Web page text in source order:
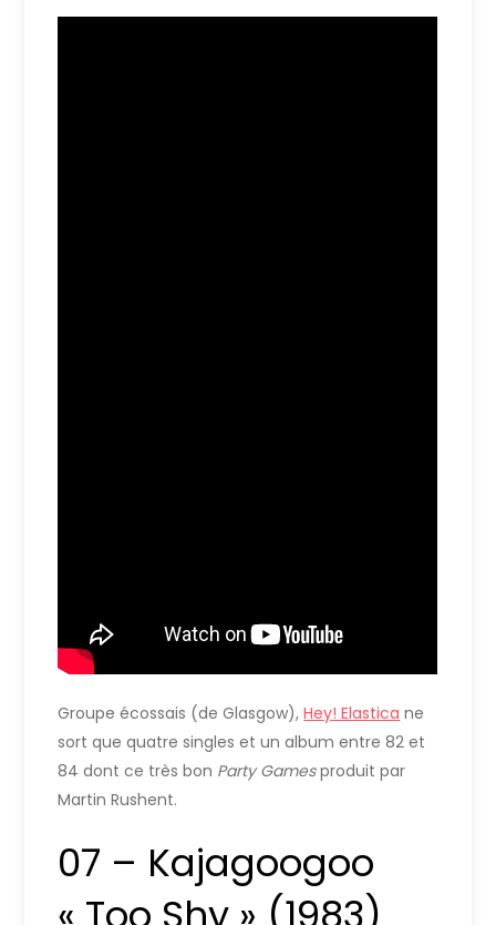
Groupe écossais (de Glasgow),Hey! Elastica ne
sort que quatre singles et un album entre 82 et
84 dont ce très bon Party Gamesproduit par
Martin Rushent.
07 – Kajagoogoo